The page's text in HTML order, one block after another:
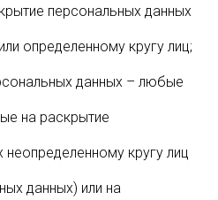
персональных данных
определенному кругу лиц;
данных – любые
на раскрытие
кругу лиц
данных) или на